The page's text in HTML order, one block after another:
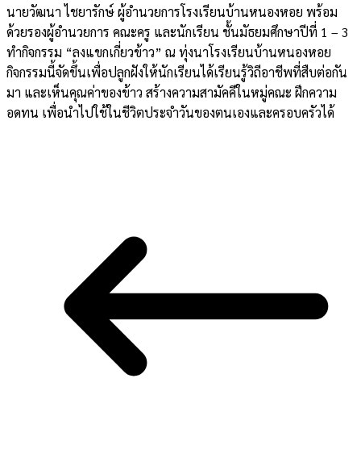
นายวัฒนา ไชยารักษ์ ผู้อำนวยการโรงเรียนบ้านหนองหอย พร้อม
ด้วยรองผู้อำนวยการ คณะครู และนักเรียน ชั้นมัธยมศึกษาปีที่ 1 – 3
ทำกิจกรรม “ลงแขกเกี่ยวข้าว” ณ ทุ่งนาโรงเรียนบ้านหนองหอย
กิจกรรมนี้จัดขึ้นเพื่อปลูกฝังให้นักเรียนได้เรียนรู้วิถีอาชีพที่สืบต่อกัน
มา และเห็นคุณค่าของข้าว สร้างความสามัคคีในหมู่คณะ ฝึกความ
อดทน เพื่อนำไปใช้ในชีวิตประจำวันของตนเองและครอบครัวได้